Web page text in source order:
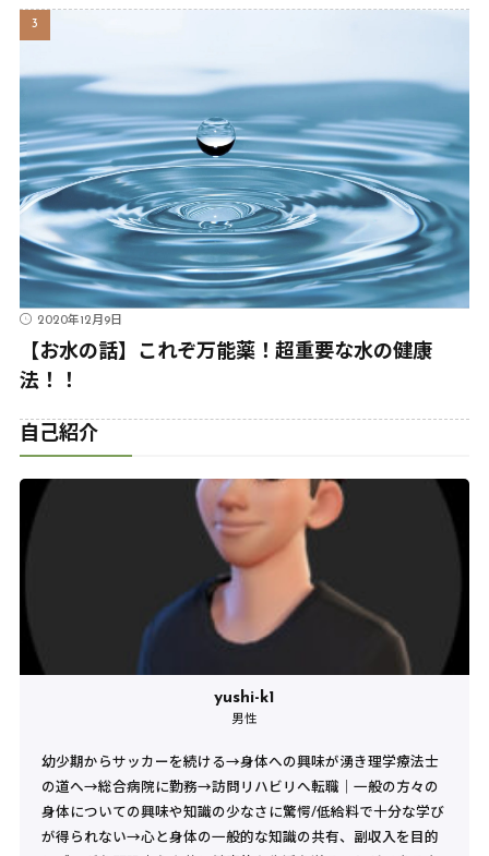
2020年12月9日
【お水の話】これぞ万能薬！超重要な水の健康
法！！
自己紹介
yushi-k1
男性
幼少期からサッカーを続ける→身体への興味が湧き理学療法士
の道へ→総合病院に勤務→訪問リハビリへ転職｜一般の方々の
身体についての興味や知識の少なさに驚愕/低給料で十分な学び
が得られない→心と身体の一般的な知識の共有、副収入を目的